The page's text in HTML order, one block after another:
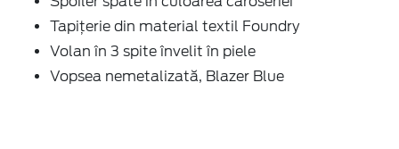
Tapițerie din material textil Foundry
Volan în 3 spite învelit în piele
Vopsea nemetalizată, Blazer Blue